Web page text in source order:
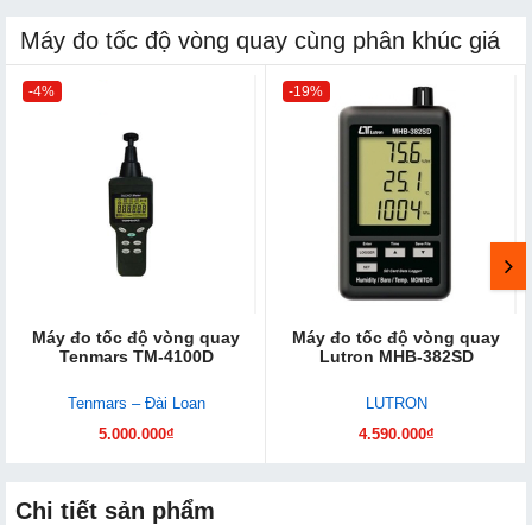
Máy đo tốc độ vòng quay cùng phân khúc giá
-4%
Máy đo tốc độ vòng quay
Tenmars TM-4100D
Tenmars – Đài Loan
5.000.000₫
-19%
Máy đo tốc độ​ vòng quay
Lutron MHB-382SD
LUTRON
4.590.000₫
Chi tiết sản phẩm